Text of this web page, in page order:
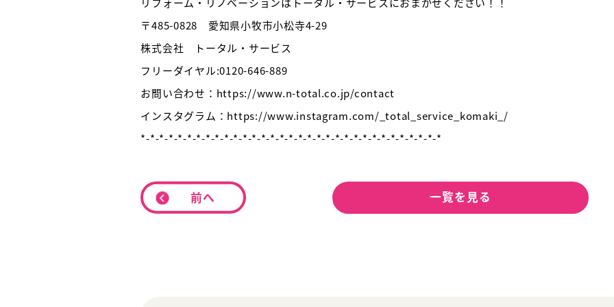
〒485-0828 愛知県小牧市小松寺4-29
株式会社 トータル・サービス
フリーダイヤル:0120-646-889
お問い合わせ：https://www.n-total.co.jp/contact
インスタグラム：https://www.instagram.com/_total_service_komaki_/
*-*-*-*-*-*-*-*-*-*-*-*-*-*-*-*-*-*-*-*-*-*-*-*-*-*-*-*-*-*-*-*-*
前へ 一覧を見る